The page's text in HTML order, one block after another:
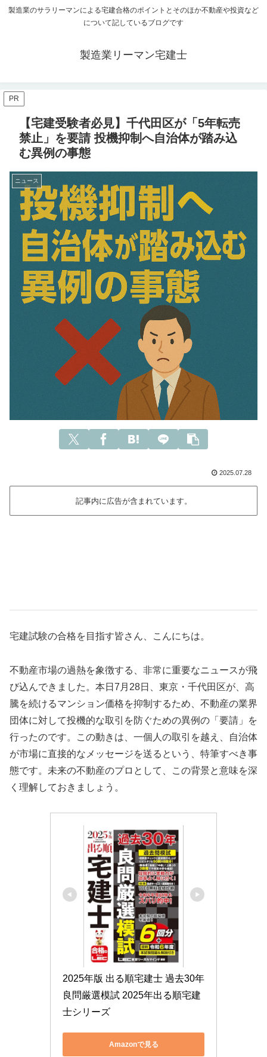
製造業のサラリーマンによる宅建合格のポイントとそのほか不動産や投資など
について記しているブログです
製造業リーマン宅建士
PR
【宅建受験者必見】千代田区が「5年転売
禁止」を要請 投機抑制へ自治体が踏み込
む異例の事態
ニュース
2025.07.28
記事内に広告が含まれています。
宅建試験の合格を目指す皆さん、こんにちは。
不動産市場の過熱を象徴する、非常に重要なニュースが飛
び込んできました。本日7月28日、東京・千代田区が、高
騰を続けるマンション価格を抑制するため、不動産の業界
団体に対して投機的な取引を防ぐための異例の「要請」を
行ったのです。この動きは、一個人の取引を越え、自治体
が市場に直接的なメッセージを送るという、特筆すべき事
態です。未来の不動産のプロとして、この背景と意味を深
く理解しておきましょう。
2025年版 出る順宅建士 過去30年
良問厳選模試 2025年出る順宅建
士シリーズ
Amazonで見る